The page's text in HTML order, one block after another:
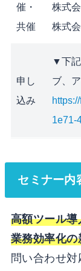
催・
共催
株式
株式
申し
込み
▼下記
ブ、
1e71-
セミナー内
高額ツール
業務効率化の
問い合わせ